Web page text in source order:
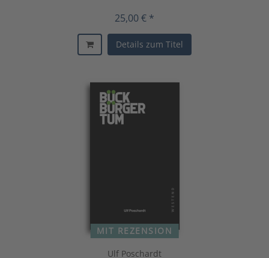
25,00 € *
Details zum Titel
MIT REZENSION
Ulf Poschardt